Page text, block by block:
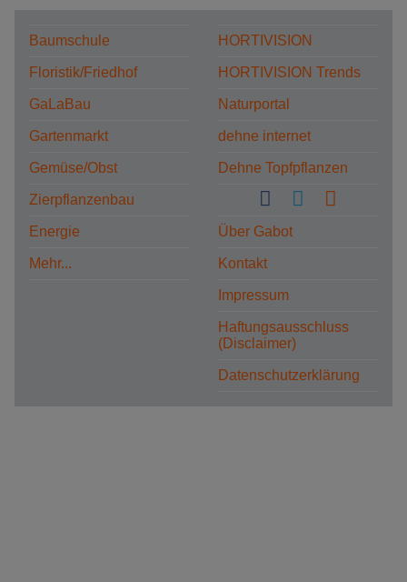
Baumschule
Floristik/Friedhof
GaLaBau
Gartenmarkt
Gemüse/Obst
Zierpflanzenbau
Energie
Mehr...
HORTIVISION
HORTIVISION Trends
Naturportal
dehne internet
Dehne Topfpflanzen
Über Gabot
Kontakt
Impressum
Haftungsausschluss
(Disclaimer)
Datenschutzerklärung